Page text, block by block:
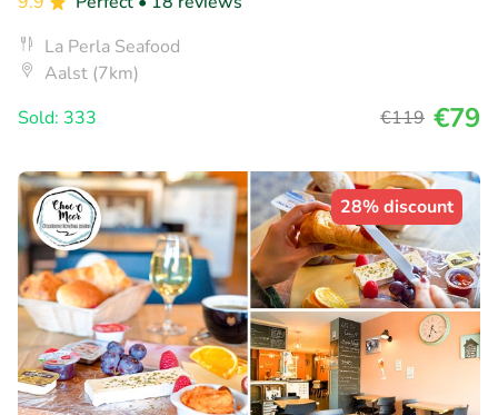
La Perla Seafood
Aalst (7km)
Sold: 333
€119 €79
28% discount